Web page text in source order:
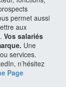
permet aussi
aux
Vos salariés
Une
services.
n’hésitez
Page